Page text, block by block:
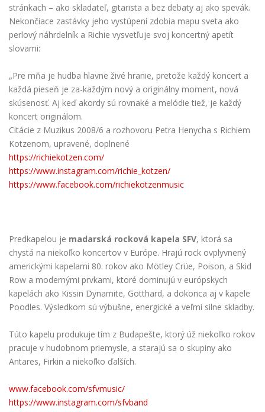
stránkach – ako skladateľ, gitarista a bez debaty aj ako spevák.
Nekončiace zastávky jeho vystúpení zdobia mapu sveta ako
perlový náhrdelník a Richie vysvetľuje svoj koncertný apetít
slovami:
„Pre mňa je hudba hlavne živé hranie, pretože každý koncert a
každá pieseň je za-každým nový a originálny moment, nová
skúsenosť. Aj keď akordy sú rovnaké a melódie tiež, je každý
koncert originálom.
Citácie z Muzikus 2008/6 a rozhovoru Petra Henycha s Richiem
Kotzenom, upravené, doplnené
https://richiekotzen.com/
https://www.instagram.com/richie_kotzen/
https://www.facebook.com/richiekotzenmusic
Predkapelou je madarská rocková kapela SFV, ktorá sa
chystá na niekoľko koncertov v Európe. Hrajú rock ovplyvnený
americkými kapelami 80. rokov ako Mötley Crüe, Poison, a Skid
Row a modernými prvkami, ktoré dominujú v európskych
kapelách ako Kissin Dynamite, Gotthard, a dokonca aj v kapele
Poodles. Výsledkom sú výbušne, energické a veľmi silne skladby.
Túto kapelu produkuje tím z Budapešte, ktorý úž niekoľko rokov
pracuje v hudobnom priemysle, a starajú sa o skupiny ako
Antares, Firkin a niekoľko ďalších.
www.facebook.com/sfvmusic/
https://www.instagram.com/sfvband